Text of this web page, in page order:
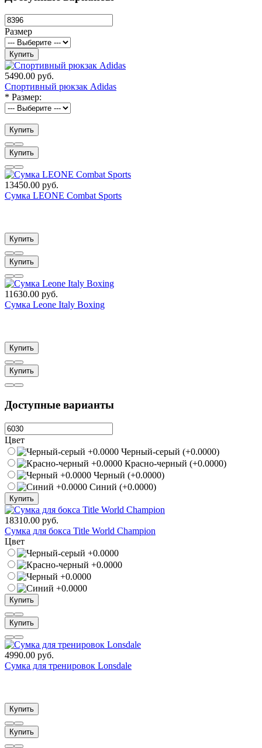
Размер
Купить
5490.00 руб.
Спортивный рюкзак Adidas
* Размер:
Купить
Купить
13450.00 руб.
Сумка LEONE Combat Sports
Купить
Купить
11630.00 руб.
Сумка Leone Italy Boxing
Купить
Купить
Доступные варианты
Цвет
Черный-серый (+0.0000)
Красно-черный (+0.0000)
Черный (+0.0000)
Синий (+0.0000)
Купить
18310.00 руб.
Сумка для бокса Title World Champion
Цвет
Купить
Купить
4990.00 руб.
Сумка для тренировок Lonsdale
Купить
Купить